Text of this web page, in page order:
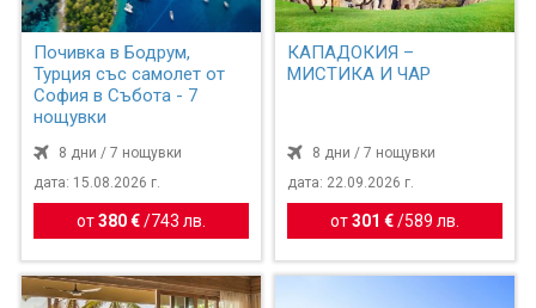
Почивка в Бодрум,
Турция със самолет от
София в Събота - 7
нощувки
8 дни / 7 нощувки
дата: 15.08.2026 г.
от380 € / 743 лв.
КАПАДОКИЯ –
МИСТИКА И ЧАР
8 дни / 7 нощувки
дата: 22.09.2026 г.
от301 €/589 лв.